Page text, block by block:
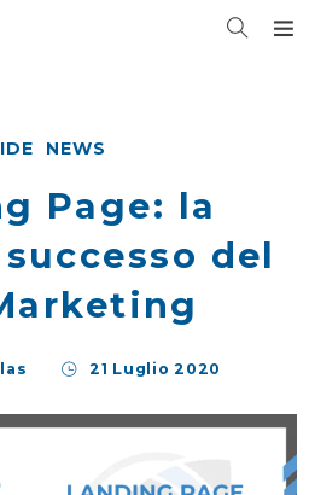
NEWS
Page: la
del
21 Luglio 2020